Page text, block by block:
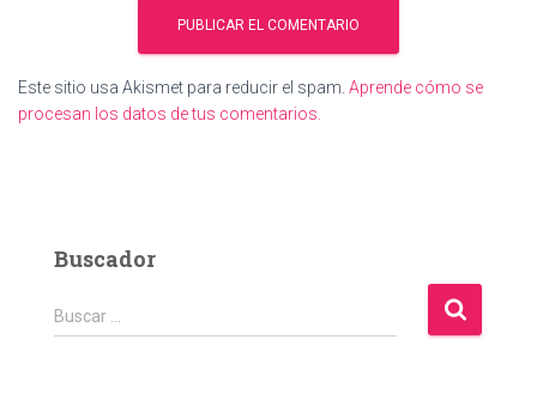
Este sitio usa Akismet para reducir el spam. Aprende cómo se
procesan los datos de tus comentarios.
Buscador
B
u
Buscar …